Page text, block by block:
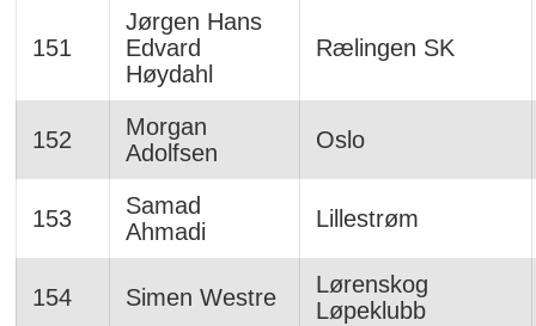
151
Jørgen Hans
Edvard
Høydahl
Rælingen SK
152
Morgan
Adolfsen
Oslo
153
Samad
Ahmadi
Lillestrøm
154 Simen Westre
Lørenskog
Løpeklubb